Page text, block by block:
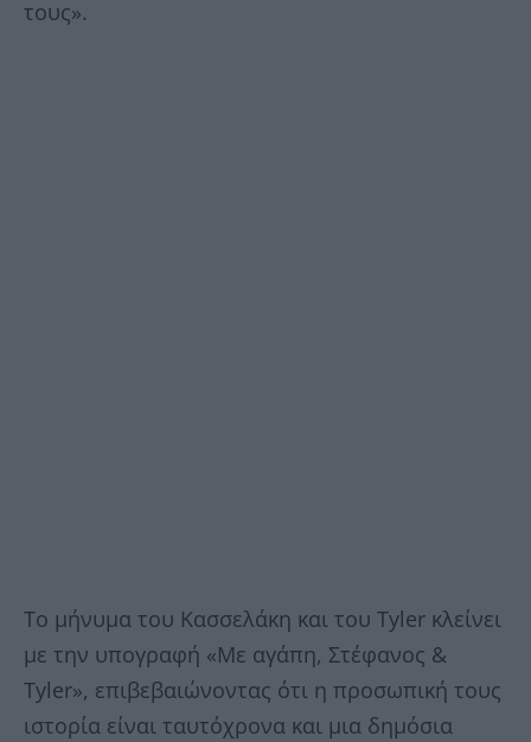
τους».
Το μήνυμα του Κασσελάκη και του Tyler κλείνει
με την υπογραφή «Με αγάπη, Στέφανος &
Tyler», επιβεβαιώνοντας ότι η προσωπική τους
ιστορία είναι ταυτόχρονα και μια δημόσια